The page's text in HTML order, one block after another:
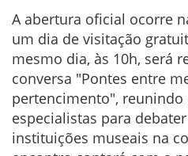
A abertura oficial ocorre
um dia de visitação
mesmo dia, às 10h, será
conversa "Pontes entre
pertencimento",
especialistas para
instituições museais na